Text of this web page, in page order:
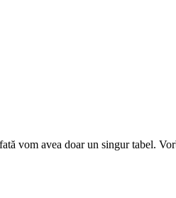
vom avea doar un singur tabel.